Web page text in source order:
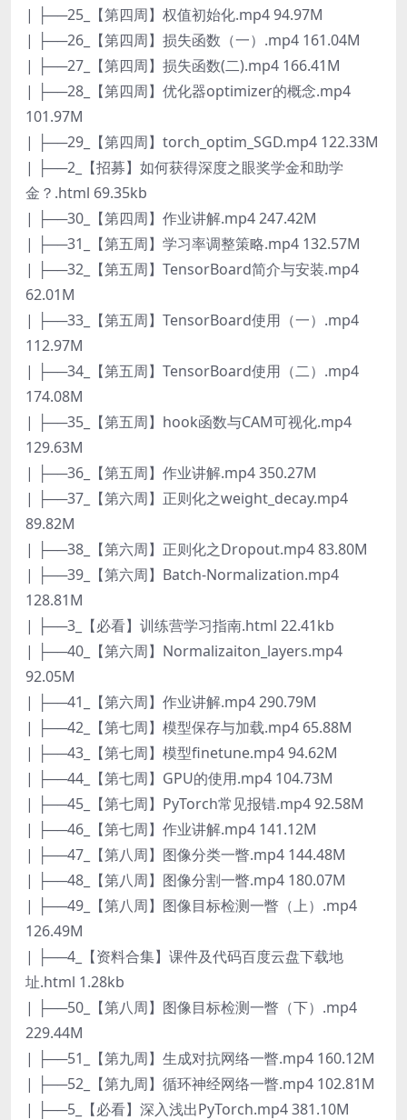
| ├──25_【第四周】权值初始化.mp4 94.97M
| ├──26_【第四周】损失函数（一）.mp4 161.04M
| ├──27_【第四周】损失函数(二).mp4 166.41M
| ├──28_【第四周】优化器optimizer的概念.mp4
101.97M
| ├──29_【第四周】torch_optim_SGD.mp4 122.33M
| ├──2_【招募】如何获得深度之眼奖学金和助学
金？.html 69.35kb
| ├──30_【第四周】作业讲解.mp4 247.42M
| ├──31_【第五周】学习率调整策略.mp4 132.57M
| ├──32_【第五周】TensorBoard简介与安装.mp4
62.01M
| ├──33_【第五周】TensorBoard使用（一）.mp4
112.97M
| ├──34_【第五周】TensorBoard使用（二）.mp4
174.08M
| ├──35_【第五周】hook函数与CAM可视化.mp4
129.63M
| ├──36_【第五周】作业讲解.mp4 350.27M
| ├──37_【第六周】正则化之weight_decay.mp4
89.82M
| ├──38_【第六周】正则化之Dropout.mp4 83.80M
| ├──39_【第六周】Batch-Normalization.mp4
128.81M
| ├──3_【必看】训练营学习指南.html 22.41kb
| ├──40_【第六周】Normalizaiton_layers.mp4
92.05M
| ├──41_【第六周】作业讲解.mp4 290.79M
| ├──42_【第七周】模型保存与加载.mp4 65.88M
| ├──43_【第七周】模型finetune.mp4 94.62M
| ├──44_【第七周】GPU的使用.mp4 104.73M
| ├──45_【第七周】PyTorch常见报错.mp4 92.58M
| ├──46_【第七周】作业讲解.mp4 141.12M
| ├──47_【第八周】图像分类一瞥.mp4 144.48M
| ├──48_【第八周】图像分割一瞥.mp4 180.07M
| ├──49_【第八周】图像目标检测一瞥（上）.mp4
126.49M
| ├──4_【资料合集】课件及代码百度云盘下载地
址.html 1.28kb
| ├──50_【第八周】图像目标检测一瞥（下）.mp4
229.44M
| ├──51_【第九周】生成对抗网络一瞥.mp4 160.12M
| ├──52_【第九周】循环神经网络一瞥.mp4 102.81M
| ├──5_【必看】深入浅出PyTorch.mp4 381.10M